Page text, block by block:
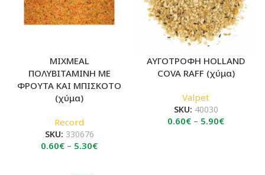
MIXMEAL
ΠΟΛΥΒΙΤΑΜΙΝΗ ΜΕ
ΦΡΟΥΤΑ ΚΑΙ ΜΠΙΣΚΟΤΟ
(χύμα)
Record
SKU: 330676
0.60€ – 5.30€Price
ΑΥΓΟΤΡΟΦΗ HOLLAND
COVA RAFF (χύμα)
Valpet
SKU: 40030
0.60€ – 5.90€Price